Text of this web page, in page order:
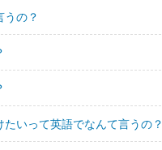
の？
いって英語でなんて言うの？